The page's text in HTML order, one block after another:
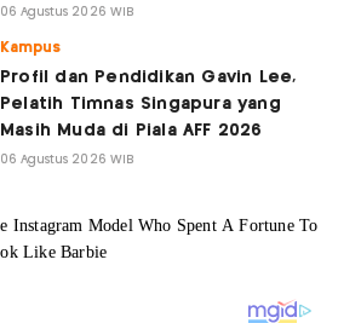
06 Agustus 2026 WIB
Kampus
Profil dan Pendidikan Gavin Lee,
Pelatih Timnas Singapura yang
Masih Muda di Piala AFF 2026
06 Agustus 2026 WIB